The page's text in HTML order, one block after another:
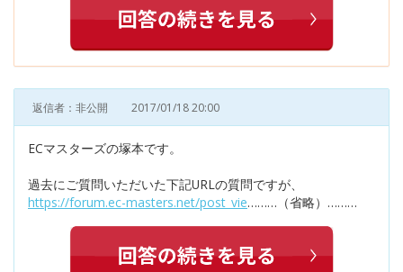
返信者：非公開 2017/01/18 20:00
ECマスターズの塚本です。
過去にご質問いただいた下記URLの質問ですが、
https://forum.ec-masters.net/post_vie………（省略）………